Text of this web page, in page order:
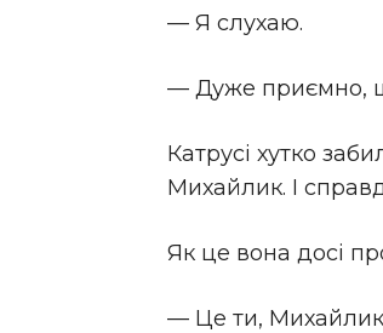
— Я слухаю.
— Дуже приємно,
Катрусі хутко
Михайлик. І
Як це вона досі
— Це ти,